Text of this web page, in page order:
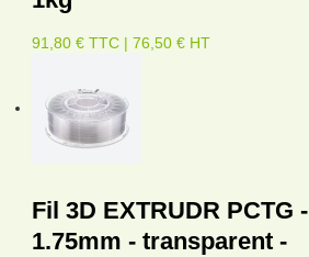
91,80 € TTC | 76,50 € HT
Fil 3D EXTRUDR PCTG -
1.75mm - transparent -